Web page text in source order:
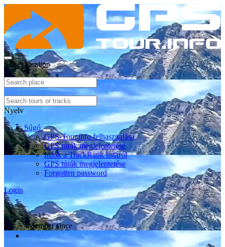
Select location
Nyelv
Súgó
GPS-Tour.info felhasználása
GPS túrák megjelentetése
Infók a TrackRank listáról
GPS túrák megjelentetése
Forgotten password
Login
Member since